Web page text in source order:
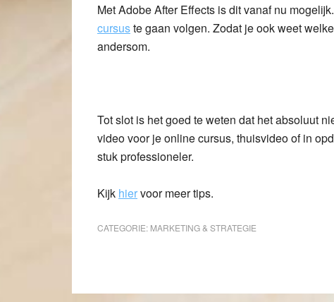
Met Adobe After Effects is dit vanaf nu
cursuste gaan volgen. Zodat je ook weet
andersom.
Tot slot is het goed te weten dat het absoluut
video voor je online cursus, thuisvideo of in
stuk professioneler.
Kijk hiervoor meer tips.
CATEGORIE: MARKETING & STRATEGIE